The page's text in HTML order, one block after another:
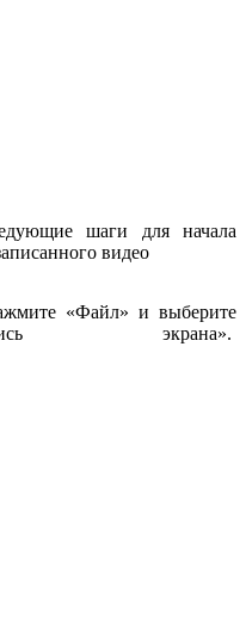
шаги для начала
видео
«Файл» и выберите
экрана».